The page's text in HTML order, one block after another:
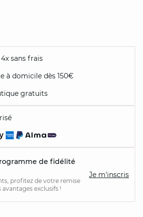
sans frais
à domicile dès 150€
gratuits
de fidélité
profitez de votre remise
exclusifs !
Je m'inscris